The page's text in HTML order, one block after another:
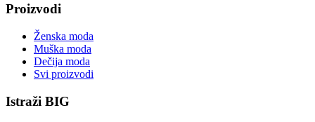
Proizvodi
Ženska moda
Muška moda
Dečija moda
Svi proizvodi
Istraži BIG